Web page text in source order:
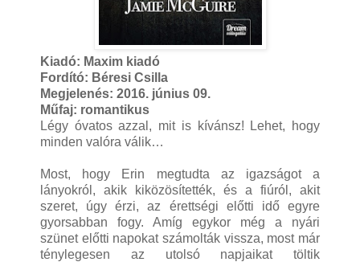
Kiadó: Maxim kiadó
Fordító: Béresi Csilla
Megjelenés: 2016. június 09.
Műfaj: romantikus
Légy óvatos azzal, mit is kívánsz! Lehet, hogy
minden valóra válik…
Most, hogy Erin megtudta az igazságot a
lányokról, akik kiközösítették, és a fiúról, akit
szeret, úgy érzi, az érettségi előtti idő egyre
gyorsabban fogy. Amíg egykor még a nyári
szünet előtti napokat számolták vissza, most már
ténylegesen az utolsó napjaikat töltik